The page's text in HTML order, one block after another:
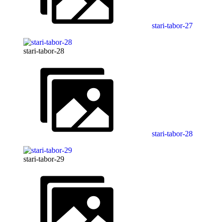
stari-tabor-27
stari-tabor-28
stari-tabor-28
stari-tabor-29